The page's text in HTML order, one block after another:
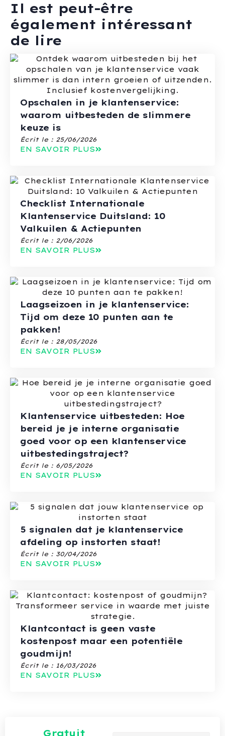
Il est peut-être
également intéressant
de lire
Opschalen in je klantenservice:
waarom uitbesteden de slimmere
keuze is
Écrit le : 25/06/2026
EN SAVOIR PLUS
Checklist Internationale
Klantenservice Duitsland: 10
Valkuilen & Actiepunten
Écrit le : 2/06/2026
EN SAVOIR PLUS
Laagseizoen in je klantenservice:
Tijd om deze 10 punten aan te
pakken!
Écrit le : 28/05/2026
EN SAVOIR PLUS
Klantenservice uitbesteden: Hoe
bereid je je interne organisatie
goed voor op een klantenservice
uitbestedingstraject?
Écrit le : 6/05/2026
EN SAVOIR PLUS
5 signalen dat je klantenservice
afdeling op instorten staat!
Écrit le : 30/04/2026
EN SAVOIR PLUS
Klantcontact is geen vaste
kostenpost maar een potentiële
goudmijn!
Écrit le : 16/03/2026
EN SAVOIR PLUS
Gratuit